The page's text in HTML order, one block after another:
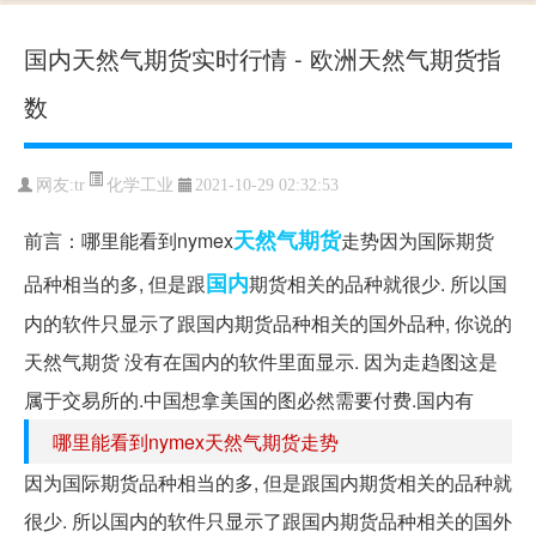
国内天然气期货实时行情 - 欧洲天然气期货指
数
网友:tr 化学工业 2021-10-29 02:32:53
前言：哪里能看到nymex天然气期货走势因为国际期货
品种相当的多, 但是跟国内期货相关的品种就很少. 所以国
内的软件只显示了跟国内期货品种相关的国外品种, 你说的
天然气期货 没有在国内的软件里面显示. 因为走趋图这是
属于交易所的.中国想拿美国的图必然需要付费.国内有
哪里能看到nymex天然气期货走势
因为国际期货品种相当的多, 但是跟国内期货相关的品种就
很少. 所以国内的软件只显示了跟国内期货品种相关的国外